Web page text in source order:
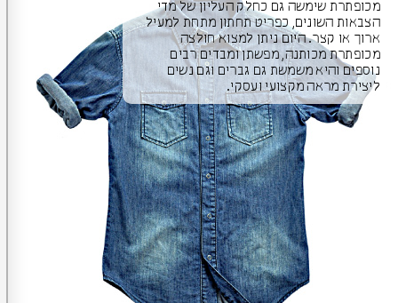
מכופתרת שימשה גם כחלק העליון של מדי
הצבאות השונים, כפריט תחתון מתחת למעיל
ארוך או קצר. היום ניתן למצוא חולצה
מכופתרת מכותנה, מפשתן ומבדים רבים
נוספים והיא משמשת גם גברים וגם נשים
ליצירת מראה מקצועי ועסקי.